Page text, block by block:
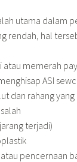
utama dalam
rendah, hal
atau memerah
ASI
dan rahang yang
terjadi)
pencernaan